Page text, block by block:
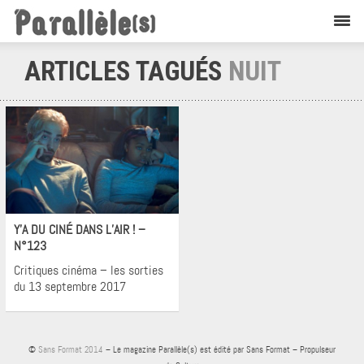
ARTICLES TAGUÉS NUIT
Cinéma
Y’A DU CINÉ DANS L’AIR ! –
N°123
Critiques cinéma – les sorties
du 13 septembre 2017
© Sans Format 2014 – Le magazine Parallèle(s) est édité par Sans Format – Propulseur